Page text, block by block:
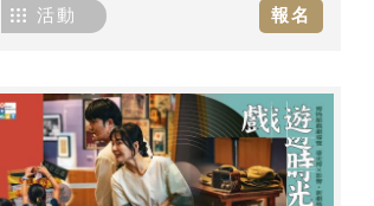
報名
活動